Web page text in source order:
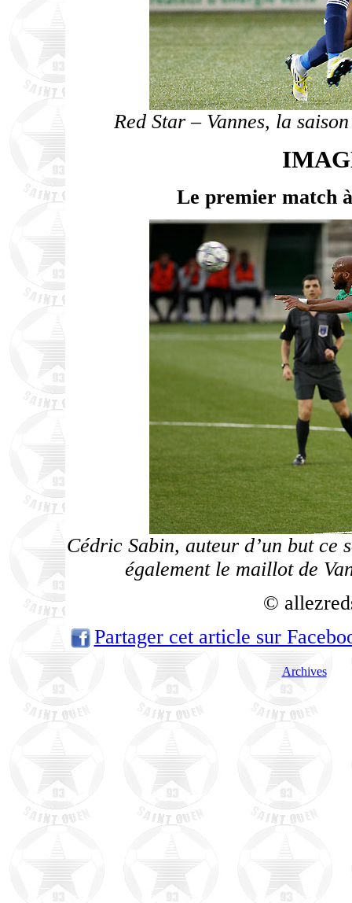
Red Star – Vannes, la
Le premier match
Cédric Sabin, auteur d’un but ce
également le maillot de
©
Partager cet article sur
Archives